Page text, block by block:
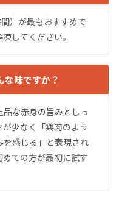
）が最もおすすめで
してください。
な味ですか？
な赤身の旨みとしっ
少なく「鶏肉のよう
感じる」と表現され
ての方が最初に試す